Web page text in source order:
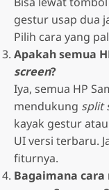
gestur usap dua
Pilih cara yang
Apakah semua
screen?
Iya, semua HP
mendukung split
kayak gestur
UI versi terbaru.
fiturnya.
Bagaimana